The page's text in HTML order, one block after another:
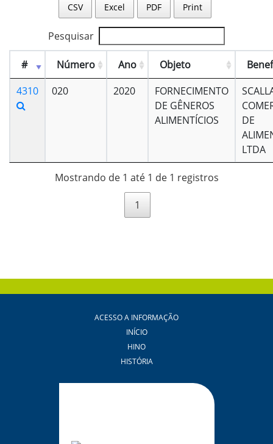
CSV Excel PDF Print
Pesquisar
# Número Ano Objeto
4310
020 2020
FORNECIMENTO
DE GÊNEROS
ALIMENTÍCIOS
DE
LTDA
Mostrando de 1 até 1 de 1 registros
1
ACESSO A INFORMAÇÃO
INÍCIO
HINO
HISTÓRIA